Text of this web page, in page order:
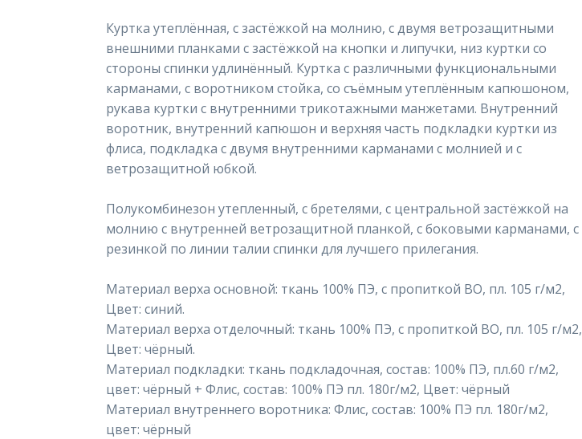
Куртка утеплённая, с застёжкой на молнию, с двумя ветрозащитными
внешними планками с застёжкой на кнопки и липучки, низ куртки со
стороны спинки удлинённый. Куртка с различными функциональными
карманами, с воротником стойка, со съёмным утеплённым капюшоном,
рукава куртки с внутренними трикотажными манжетами. Внутренний
воротник, внутренний капюшон и верхняя часть подкладки куртки из
флиса, подкладка с двумя внутренними карманами с молнией и с
ветрозащитной юбкой.
Полукомбинезон утепленный, с бретелями, с центральной застёжкой на
молнию с внутренней ветрозащитной планкой, с боковыми карманами, с
резинкой по линии талии спинки для лучшего прилегания.
Материал верха основной: ткань 100% ПЭ, с пропиткой ВО, пл. 105 г/м2,
Цвет: синий.
Материал верха отделочный: ткань 100% ПЭ, с пропиткой ВО, пл. 105 г/м2,
Цвет: чёрный.
Материал подкладки: ткань подкладочная, состав: 100% ПЭ, пл.60 г/м2,
цвет: чёрный + Флис, состав: 100% ПЭ пл. 180г/м2, Цвет: чёрный
Материал внутреннего воротника: Флис, состав: 100% ПЭ пл. 180г/м2,
цвет: чёрный